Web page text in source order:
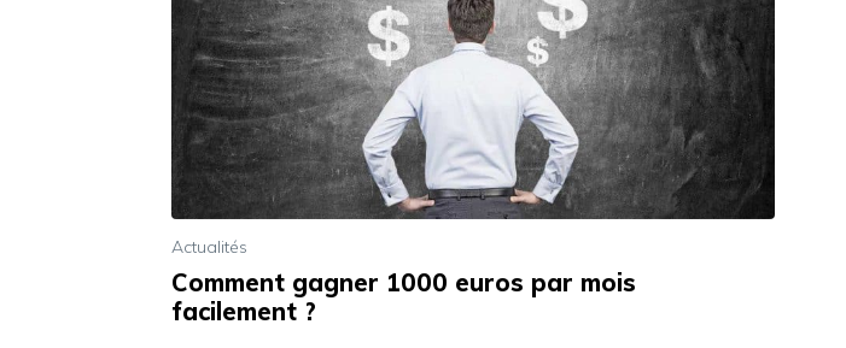
Actualités
Comment gagner 1000 euros par mois
facilement ?